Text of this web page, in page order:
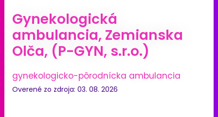
Gynekologická
ambulancia, Zemianska
Olča, (P-GYN, s.r.o.)
gynekologicko-pôrodnícka ambulancia
Overené zo zdroja: 03. 08. 2026